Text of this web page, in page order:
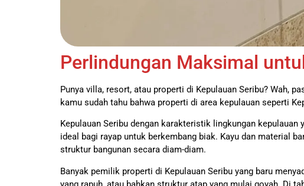
Perlindungan Maksimal
Punya villa, resort, atau properti di Kepulauan Seribu? Wah,
kamu sudah tahu bahwa properti di area kepulauan seperti
Kepulauan Seribu dengan karakteristik lingkungan
ideal bagi rayap untuk berkembang biak. Kayu dan material
struktur bangunan secara diam-diam.
Banyak pemilik properti di Kepulauan Seribu yang baru